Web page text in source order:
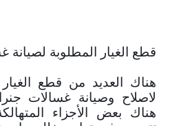
قطع الغيار المطلوبة لصيانة
هناك العديد من قطع الغيار
لاصلاح وصيانة غسالات
هناك بعض الأجزاء